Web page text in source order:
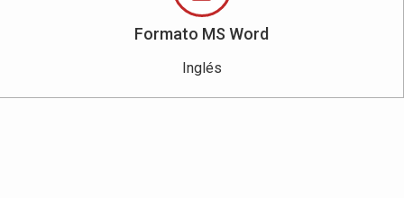
Formato MS Word
Inglés